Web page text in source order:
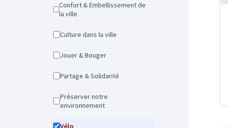
Confort & Embellissement de
la ville
Culture dans la ville
Jouer & Bouger
Partage & Solidarité
Préserver notre
environnement
Vélo